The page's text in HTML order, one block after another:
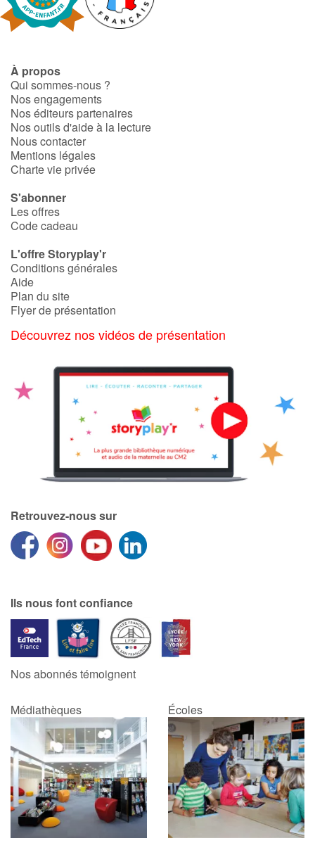
Fable, mythe, littérature et poésie
Ogres, monstres et sorcières
Héroïnes et héros
Écologie, nature, saisons
Les animaux
Voyage, épopée, enquête, aventure
Autour du monde
Apprentissage
Art, espace, activité
En famille
Quotidien et loisirs
Amour et amitié
Sujets de société
Formats et illustrations
Catalogue anglais
Contraste +
Aide
Accueil
Famille
À propos
Qui sommes-nous ?
Nos engagements
Nos éditeurs partenaires
Nos outils d'aide à la lecture
Nous contacter
Mentions légales
Charte vie privée
S'abonner
Les offres
Code cadeau
L'offre Storyplay'r
Conditions générales
Aide
Plan du site
Flyer de présentation
Découvrez nos vidéos de présentation
Retrouvez-nous sur
Ils nous font confiance
Nos abonnés témoignent
Médiathèques Écoles